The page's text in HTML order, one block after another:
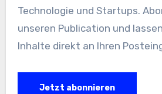
Technologie und Startups.
unseren Publication und
Inhalte direkt an Ihren
Jetzt abonnieren